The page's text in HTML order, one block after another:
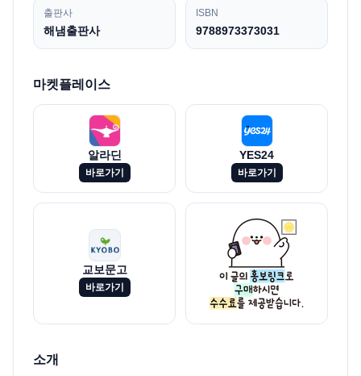
출판사
해냄출판사
ISBN
9788973373031
마켓플레이스
알라딘
바로가기
YES24
바로가기
교보문고
바로가기
소개